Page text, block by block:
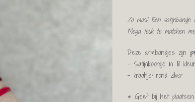
Zo mooi! Een
Mega leuk te matchen
Deze armbandjes zijn
– Satijnkoordje in 18
– kraaltje: rond zilver
* Geef bij het plaatsen